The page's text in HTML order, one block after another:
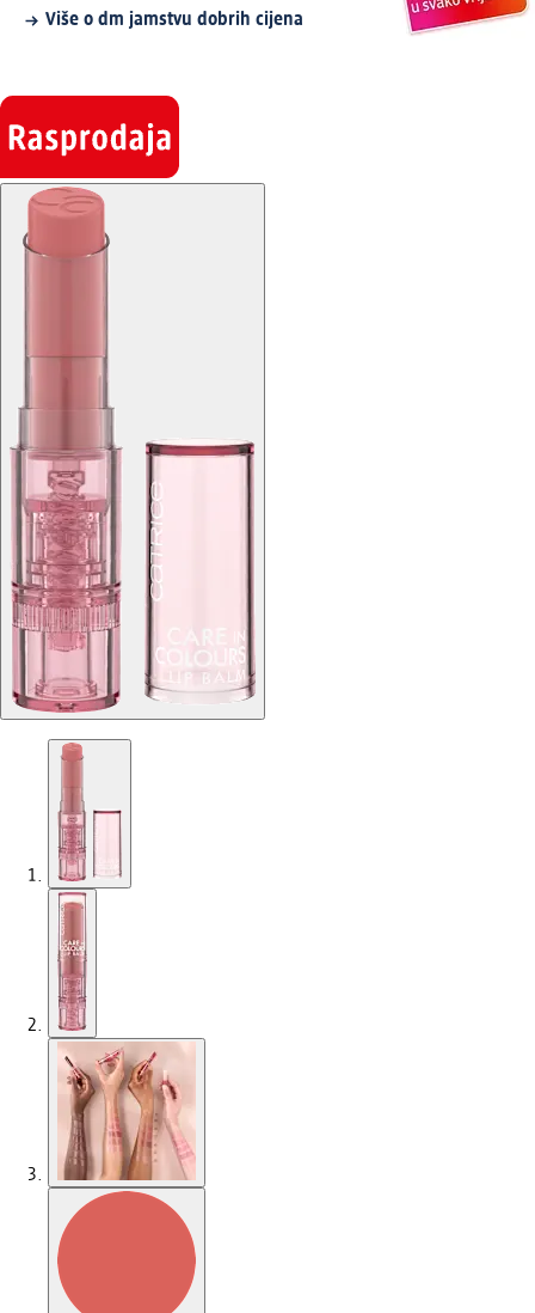
Više o dm jamstvu dobrih cijena